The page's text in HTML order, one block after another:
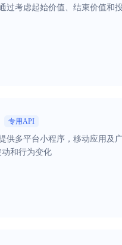
过考虑起始价值、结束价值和
专用API
供多平台小程序，移动应用及
和行为变化